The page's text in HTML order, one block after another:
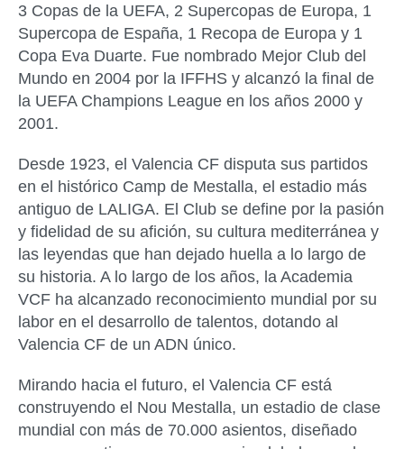
3 Copas de la UEFA, 2 Supercopas de Europa, 1
Supercopa de España, 1 Recopa de Europa y 1
Copa Eva Duarte. Fue nombrado Mejor Club del
Mundo en 2004 por la IFFHS y alcanzó la final de
la UEFA Champions League en los años 2000 y
2001.
Desde 1923, el Valencia CF disputa sus partidos
en el histórico Camp de Mestalla, el estadio más
antiguo de LALIGA. El Club se define por la pasión
y fidelidad de su afición, su cultura mediterránea y
las leyendas que han dejado huella a lo largo de
su historia. A lo largo de los años, la Academia
VCF ha alcanzado reconocimiento mundial por su
labor en el desarrollo de talentos, dotando al
Valencia CF de un ADN único.
Mirando hacia el futuro, el Valencia CF está
construyendo el Nou Mestalla, un estadio de clase
mundial con más de 70.000 asientos, diseñado